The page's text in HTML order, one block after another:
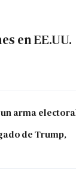
en EE.UU.
un arma
de Trump,